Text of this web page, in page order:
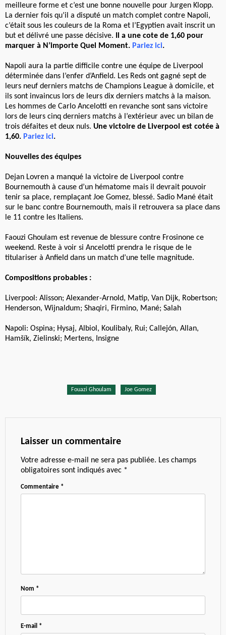
meilleure forme et c’est une bonne nouvelle pour Jurgen Klopp.
La dernier fois qu’il a disputé un match complet contre Napoli,
c’était sous les couleurs de la Roma et l’Egyptien avait inscrit un
but et délivré une passe décisive.
Il a une cote de 1,60 pour
marquer à N’importe Quel Moment. Pariez ici.
Napoli aura la partie difficile contre une équipe de Liverpool
déterminée dans l’enfer d’Anfield. Les Reds ont gagné sept de
leurs neuf derniers matchs de Champions League à domicile, et
ils sont invaincus lors de leurs dix derniers matchs à la maison.
Les hommes de Carlo Ancelotti en revanche sont sans victoire
lors de leurs cinq derniers matchs à l’extérieur avec un bilan de
trois défaites et deux nuls. Une victoire de Liverpool est cotée à
1,60. Pariez ici.
Nouvelles des équipes
Dejan Lovren a manqué la victoire de Liverpool contre
Bournemouth à cause d’un hématome mais il devrait pouvoir
tenir sa place, remplaçant Joe Gomez, blessé. Sadio Mané était
sur le banc contre Bournemouth, mais il retrouvera sa place dans
le 11 contre les Italiens.
Faouzi Ghoulam est revenue de blessure contre Frosinone ce
weekend. Reste à voir si Ancelotti prendra le risque de le
titulariser à Anfield dans un match d’une telle magnitude.
Compositions probables :
Liverpool: Alisson; Alexander-Arnold, Matip, Van Dijk, Robertson;
Henderson, Wijnaldum; Shaqiri, Firmino, Mané; Salah
Napoli: Ospina; Hysaj, Albiol, Koulibaly, Rui; Callejón, Allan,
Hamšík, Zielinski; Mertens, Insigne
Fouazi Ghoulam Joe Gomez
Laisser un commentaire
Votre adresse e-mail ne sera pas publiée. Les champs
obligatoires sont indiqués avec *
Commentaire *
Nom *
E-mail *